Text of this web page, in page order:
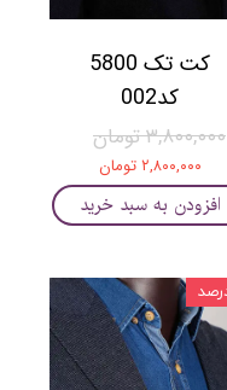
کت تک 5800
کد002
۳,۸۰۰,۰۰۰ تومان
۲,۸۰۰,۰۰۰ تومان
افزودن به سبد خرید